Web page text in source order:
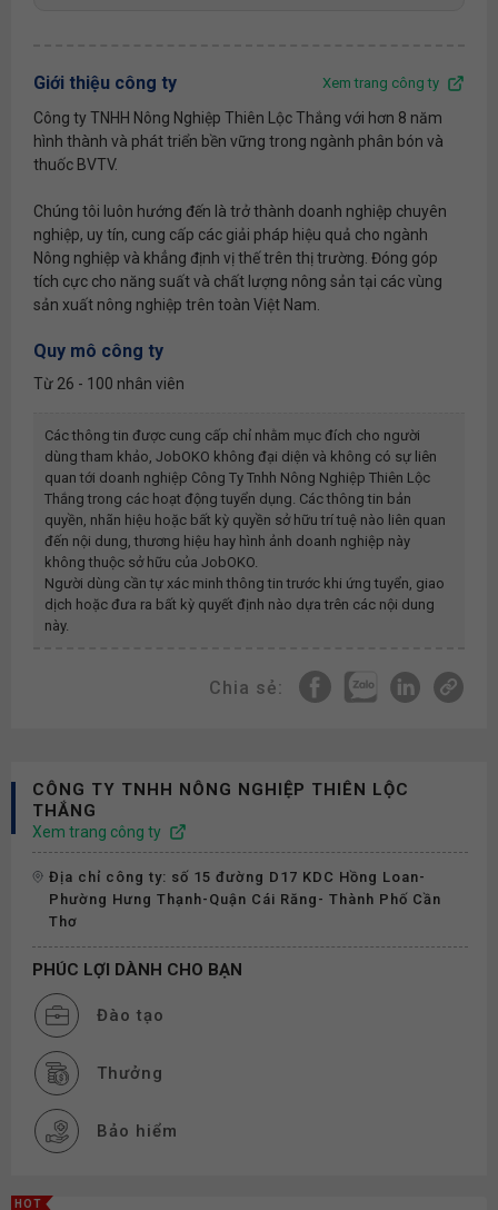
Giới thiệu công ty Xem trang công ty
Công ty TNHH Nông Nghiệp Thiên Lộc Thắng với hơn 8 năm
hình thành và phát triển bền vững trong ngành phân bón và
thuốc BVTV.
Chúng tôi luôn hướng đến là trở thành doanh nghiệp chuyên
nghiệp, uy tín, cung cấp các giải pháp hiệu quả cho ngành
Nông nghiệp và khẳng định vị thế trên thị trường. Đóng góp
tích cực cho năng suất và chất lượng nông sản tại các vùng
sản xuất nông nghiệp trên toàn Việt Nam.
Quy mô công ty
Từ 26 - 100 nhân viên
Các thông tin được cung cấp chỉ nhằm mục đích cho người
dùng tham khảo, JobOKO không đại diện và không có sự liên
quan tới doanh nghiệp Công Ty Tnhh Nông Nghiệp Thiên Lộc
Thắng trong các hoạt động tuyển dụng. Các thông tin bản
quyền, nhãn hiệu hoặc bất kỳ quyền sở hữu trí tuệ nào liên quan
đến nội dung, thương hiệu hay hình ảnh doanh nghiệp này
không thuộc sở hữu của JobOKO.
Người dùng cần tự xác minh thông tin trước khi ứng tuyển, giao
dịch hoặc đưa ra bất kỳ quyết định nào dựa trên các nội dung
này.
Chia sẻ:
CÔNG TY TNHH NÔNG NGHIỆP THIÊN LỘC
THẮNG
Xem trang công ty
Địa chỉ công ty: số 15 đường D17 KDC Hồng Loan-
Phường Hưng Thạnh-Quận Cái Răng- Thành Phố Cần
Thơ
PHÚC LỢI DÀNH CHO BẠN
Đào tạo
Thưởng
Bảo hiểm
HOT